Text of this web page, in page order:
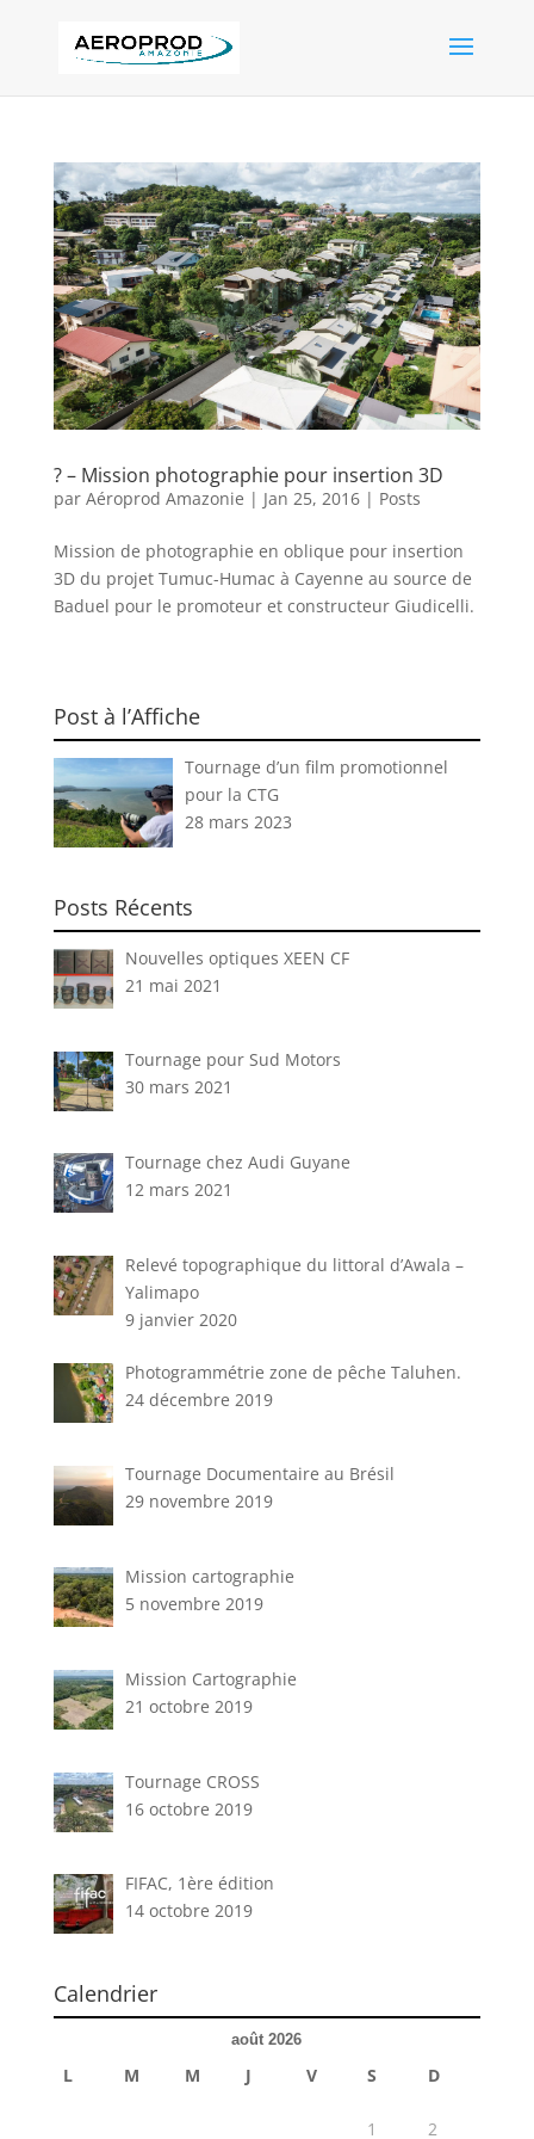
? – Mission photographie pour insertion 3D
par Aéroprod Amazonie | Jan 25, 2016| Posts
Mission de photographie en oblique pour insertion
3D du projet Tumuc-Humac à Cayenne au source de
Baduel pour le promoteur et constructeur Giudicelli.
Post à l’Affiche
Tournage d’un film promotionnel
pour la CTG
28 mars 2023
Posts Récents
Nouvelles optiques XEEN CF
21 mai 2021
Tournage pour Sud Motors
30 mars 2021
Tournage chez Audi Guyane
12 mars 2021
Relevé topographique du littoral d’Awala –
Yalimapo
9 janvier 2020
Photogrammétrie zone de pêche Taluhen.
24 décembre 2019
Tournage Documentaire au Brésil
29 novembre 2019
Mission cartographie
5 novembre 2019
Mission Cartographie
21 octobre 2019
Tournage CROSS
16 octobre 2019
FIFAC, 1ère édition
14 octobre 2019
Calendrier
août 2026
L M M J V S D
1 2